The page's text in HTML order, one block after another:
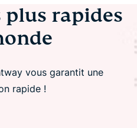
plus rapides
vous garantit une
rapide !